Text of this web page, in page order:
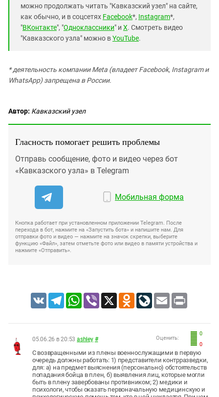
можно продолжать читать "Кавказский узел" на сайте,
как обычно, и в соцсетях Facebook*, Instagram*,
"ВКонтакте", "Одноклассники" и X. Смотреть видео
"Кавказского узла" можно вYouTube.
* деятельность компании Meta (владеет Facebook, Instagram и
WhatsApp) запрещена в России.
Автор: Кавказский узел
Гласность помогает решить проблемы
Отправь сообщение, фото и видео через бот
«Кавказского узла» в Telegram
Мобильная форма
Кнопка работает при установленном приложении Telegram. После
перехода в бот, нажмите на «Запустить бота» и напишите нам. Для
отправки фото и видео — нажмите на значок скрепки, выберите
функцию «Файл», затем отметьте фото или видео в памяти устройства и
нажмите «Отправить».
VK TelegramWhatsApp
Viber X Odnoklassniki
LiveJournal
Email Print
0
0
Оценить:
05.06.26 в 20:53 ashley #
С возвращенными из плены военнослужащими в первую
очередь должны работать: 1) представители контрразведки,
для: а) на предмет выяснения (персонально) обстоятельств
попадания бойца в плен, б) выявления лиц, которые могли
быть в плену завербованы противником; 2) медики и
психологи, чтобы оказать первоначальную медицинскую и